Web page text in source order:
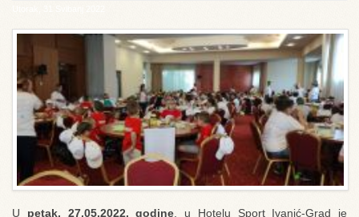
U petak, 27.05.2022. godine , u Hotelu Sport Ivanić-Grad je